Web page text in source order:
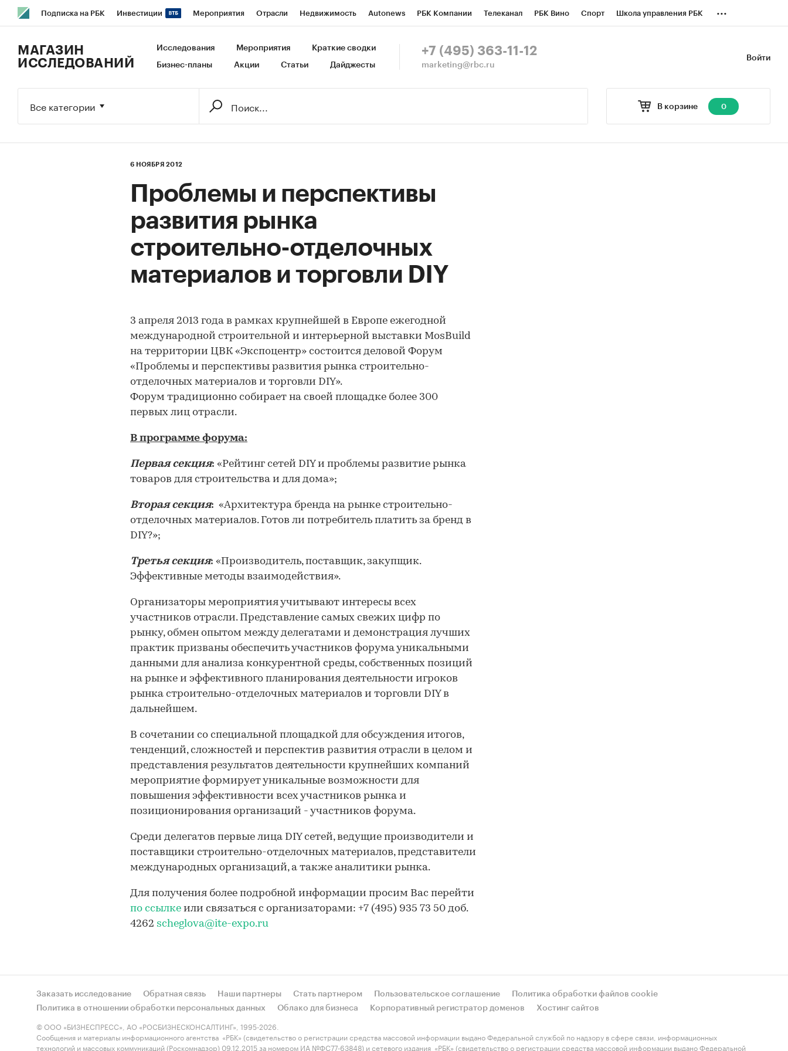
Подписка на РБК Инвестиции Мероприятия Отрасли Недвижимость Autonews РБК Компании Телеканал РБК Вино Спорт Школа управления РБК
Исследования Кредитные рейтинги Франшизы Газета Спецпроекты СПб Конференции СПб Спецпроекты
...
Войти
МАГАЗИН
ИССЛЕДОВАНИЙ
Исследования Мероприятия Краткие сводки
Бизнес-планы Акции Статьи Дайджесты
+7 (495) 363-11-12
marketing@rbc.ru
В корзине 0
Все категории
6 НОЯБРЯ 2012
Проблемы и перспективы
развития рынка
строительно-отделочных
материалов и торговли DIY
3 апреля 2013 года в рамках крупнейшей в Европе ежегодной
международной строительной и интерьерной выставки MosBuild
на территории ЦВК «Экспоцентр» состоится деловой Форум
«Проблемы и перспективы развития рынка строительно-
отделочных материалов и торговли DIY».
Форум традиционно собирает на своей площадке более 300
первых лиц отрасли.
В программе форума:
Первая секция: «Рейтинг сетей DIY и проблемы развитие рынка
товаров для строительства и для дома»;
Вторая секция: «Архитектура бренда на рынке строительно-
отделочных материалов. Готов ли потребитель платить за бренд в
DIY?»;
Третья секция: «Производитель, поставщик, закупщик.
Эффективные методы взаимодействия».
Организаторы мероприятия учитывают интересы всех
участников отрасли. Представление самых свежих цифр по
рынку, обмен опытом между делегатами и демонстрация лучших
практик призваны обеспечить участников форума уникальными
данными для анализа конкурентной среды, собственных позиций
на рынке и эффективного планирования деятельности игроков
рынка строительно-отделочных материалов и торговли DIY в
дальнейшем.
В сочетании со специальной площадкой для обсуждения итогов,
тенденций, сложностей и перспектив развития отрасли в целом и
представления результатов деятельности крупнейших компаний
мероприятие формирует уникальные возможности для
повышения эффективности всех участников рынка и
позиционирования организаций - участников форума.
Среди делегатов первые лица DIY сетей, ведущие производители и
поставщики строительно-отделочных материалов, представители
международных организаций, а также аналитики рынка.
Для получения более подробной информации просим Вас перейти
по ссылке или связаться с организаторами: +7 (495) 935 73 50 доб.
4262 scheglova@ite-expo.ru
Заказать исследование Обратная связь Наши партнеры Стать партнером Пользовательское соглашение
Политика обработки файлов cookie
Политика в отношении обработки персональных данных
Облако для бизнеса Корпоративный регистратор доменов Хостинг сайтов
© ООО «БИЗНЕСПРЕСС», АО «РОСБИЗНЕСКОНСАЛТИНГ», 1995-2026.
Сообщения и материалы информационного агентства «РБК» (свидетельство о регистрации средства массовой информации выдано Федеральной службой по надзору в сфере связи, информационных
технологий и массовых коммуникаций (Роскомнадзор) 09.12.2015 за номером ИА №ФС77-63848) и сетевого издания «РБК» (свидетельство о регистрации средства массовой информации выдано Федеральной